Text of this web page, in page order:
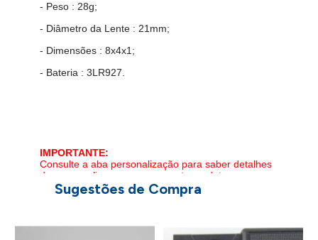
- Peso : 28g;
- Diâmetro da Lente : 21mm;
- Dimensões : 8x4x1;
- Bateria : 3LR927.
IMPORTANTE:
Consulte a aba personalização para saber detalhes
de como aplicar sua marca neste produto.
Sugestões de Compra